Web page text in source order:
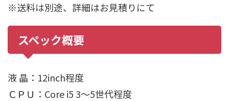
※送料は別途、詳細はお見積りにて
スペック概要
液 晶：12inch程度
ＣＰＵ：Core i5 3〜5世代程度